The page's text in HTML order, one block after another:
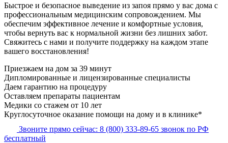
Быстрое и безопасное выведение из запоя прямо у вас дома с
профессиональным медицинским сопровождением. Мы
обеспечим эффективное лечение и комфортные условия,
чтобы вернуть вас к нормальной жизни без лишних забот.
Свяжитесь с нами и получите поддержку на каждом этапе
вашего восстановления!
Приезжаем на дом за 39 минут
Дипломированные и лицензированные специалисты
Даем гарантию на процедуру
Оставляем препараты пациентам
Медики со стажем от 10 лет
Круглосуточное оказание помощи на дому и в клинике*
Звоните прямо сейчас: 8 (800) 333-89-65 звонок по РФ
бесплатный